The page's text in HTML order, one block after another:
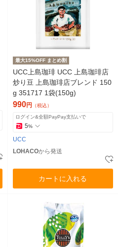
最大15%OFF まとめ割
UCC上島珈琲 UCC 上島珈琲店
炒り豆 上島珈琲店ブレンド 150
g 351717 1袋(150g)
990円 （税込）
ログイン&全額PayPay支払いで
5%
UCC
LOHACOから発送
カートに入れる